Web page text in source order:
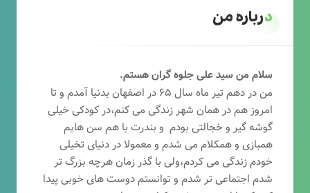
درباره من
سلام من سید علی جلوه گران هستم.
من در دهم تیر ماه سال ۶۵ در اصفهان بدنیا آمدم و تا
امروز هم در همان شهر زندگی می کنم،در کودکی خیلی
گوشه گیر و خجالتی بودم و بندرت با هم سن هایم
همبازی و همکلام می شدم و معمولا در دنیای تخیلی
خودم زندگی می کردم،ولی با گذر زمان هرچه بزرگ تر
شدم اجتماعی تر شدم و توانستم دوست های خوبی پیدا